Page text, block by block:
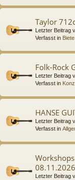
Taylor
Letzter Beitrag
Verfasst in
Folk-Rock
Letzter Beitrag
Verfasst in
HANSE
Letzter Beitrag
Verfasst in
08.11.2026
Letzter Beitrag